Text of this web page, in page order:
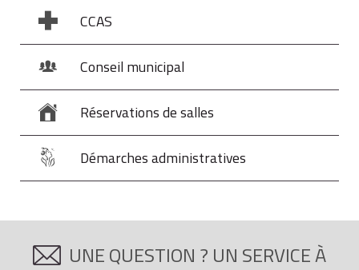
CCAS
Conseil municipal
Réservations de salles
Démarches administratives
UNE QUESTION ? UN SERVICE À